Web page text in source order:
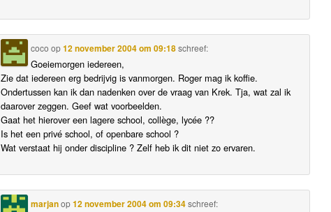
coco op12 november 2004 om 09:18schreef:
Goeiemorgen iedereen,
Zie dat iedereen erg bedrijvig is vanmorgen. Roger mag ik koffie.
Ondertussen kan ik dan nadenken over de vraag van Krek. Tja, wat zal ik
daarover zeggen. Geef wat voorbeelden.
Gaat het hierover een lagere school, collège, lycée ??
Is het een privé school, of openbare school ?
Wat verstaat hij onder discipline ? Zelf heb ik dit niet zo ervaren.
marjanop12 november 2004 om 09:34schreef: